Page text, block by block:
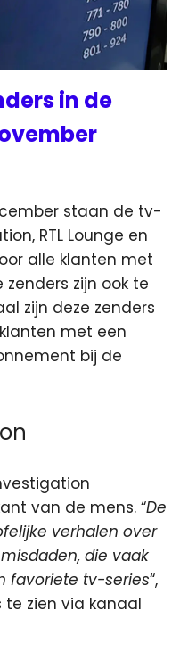
in de
staan de tv-
RTL Lounge en
alle klanten met
zenders zijn ook te
zijn deze zenders
met een
bij de
van de mens. “De
verhalen over
die vaak
favoriete tv-series“,
te zien via kanaal